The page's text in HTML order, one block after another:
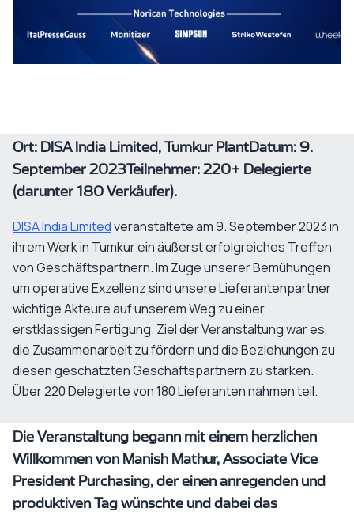
Ort: DISA India Limited, Tumkur PlantDatum: 9.
September 2023Teilnehmer: 220+ Delegierte
(darunter 180 Verkäufer).
DISA India Limitedveranstaltete am 9. September 2023 in
ihrem Werk in Tumkur ein äußerst erfolgreiches Treffen
von Geschäftspartnern. Im Zuge unserer Bemühungen
um operative Exzellenz sind unsere Lieferantenpartner
wichtige Akteure auf unserem Weg zu einer
erstklassigen Fertigung. Ziel der Veranstaltung war es,
die Zusammenarbeit zu fördern und die Beziehungen zu
diesen geschätzten Geschäftspartnern zu stärken.
Über 220 Delegierte von 180 Lieferanten nahmen teil.
Die Veranstaltung begann mit einem herzlichen
Willkommen von Manish Mathur, Associate Vice
President Purchasing, der einen anregenden und
produktiven Tag wünschte und dabei das